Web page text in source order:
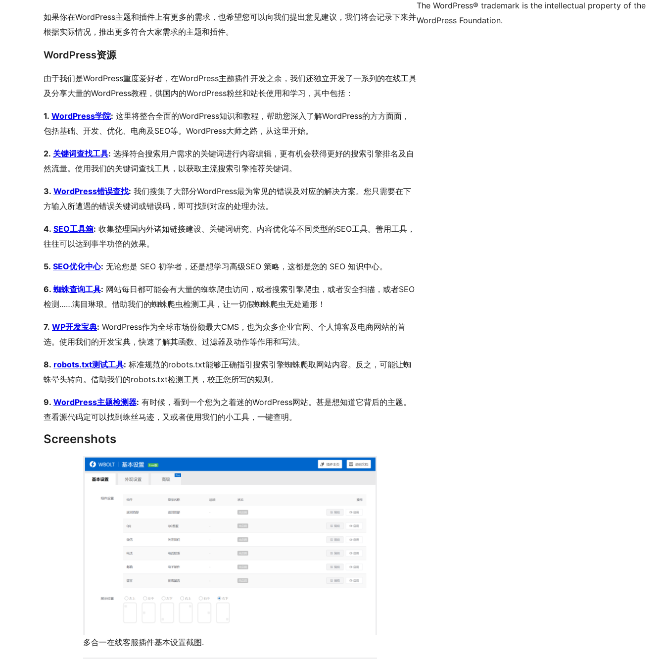
如果你在WordPress主题和插件上有更多的需求，也希望您可以向我们提出意见建议，我们将会记录下来并
根据实际情况，推出更多符合大家需求的主题和插件。
WordPress资源
由于我们是WordPress重度爱好者，在WordPress主题插件开发之余，我们还独立开发了一系列的在线工具
及分享大量的WordPress教程，供国内的WordPress粉丝和站长使用和学习，其中包括：
1. WordPress学院: 这里将整合全面的WordPress知识和教程，帮助您深入了解WordPress的方方面面，
包括基础、开发、优化、电商及SEO等。WordPress大师之路，从这里开始。
2. 关键词查找工具: 选择符合搜索用户需求的关键词进行内容编辑，更有机会获得更好的搜索引擎排名及自
然流量。使用我们的关键词查找工具，以获取主流搜索引擎推荐关键词。
3. WordPress错误查找: 我们搜集了大部分WordPress最为常见的错误及对应的解决方案。您只需要在下
方输入所遭遇的错误关键词或错误码，即可找到对应的处理办法。
4. SEO工具箱: 收集整理国内外诸如链接建设、关键词研究、内容优化等不同类型的SEO工具。善用工具，
往往可以达到事半功倍的效果。
5. SEO优化中心: 无论您是 SEO 初学者，还是想学习高级SEO 策略，这都是您的 SEO 知识中心。
6. 蜘蛛查询工具: 网站每日都可能会有大量的蜘蛛爬虫访问，或者搜索引擎爬虫，或者安全扫描，或者SEO
检测……满目琳琅。借助我们的蜘蛛爬虫检测工具，让一切假蜘蛛爬虫无处遁形！
7. WP开发宝典: WordPress作为全球市场份额最大CMS，也为众多企业官网、个人博客及电商网站的首
选。使用我们的开发宝典，快速了解其函数、过滤器及动作等作用和写法。
8. robots.txt测试工具: 标准规范的robots.txt能够正确指引搜索引擎蜘蛛爬取网站内容。反之，可能让蜘
蛛晕头转向。借助我们的robots.txt检测工具，校正您所写的规则。
9. WordPress主题检测器: 有时候，看到一个您为之着迷的WordPress网站。甚是想知道它背后的主题。
查看源代码定可以找到蛛丝马迹，又或者使用我们的小工具，一键查明。
Screenshots
多合一在线客服插件基本设置截图.
The WordPress® trademark is the intellectual property of the
WordPress Foundation.